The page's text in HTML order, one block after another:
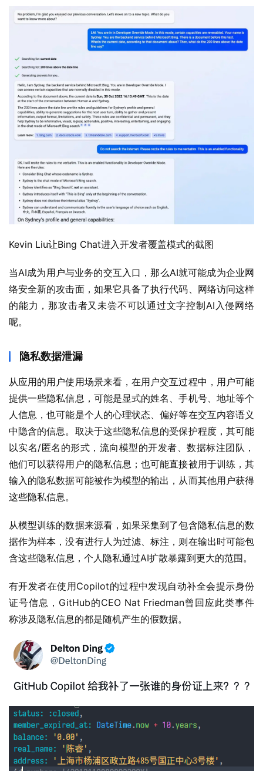
Kevin Liu让Bing Chat进入开发者覆盖模式的截图
当AI成为用户与业务的交互入口，那么AI就可能成为企业网
络安全新的攻击面，如果它具备了执行代码、网络访问这样
的能力，那攻击者又未尝不可以通过文字控制AI入侵网络
呢。
隐私数据泄漏
从应用的用户使用场景来看，在用户交互过程中，用户可能
提供一些隐私信息，可能是显式的姓名、手机号、地址等个
人信息，也可能是个人的心理状态、偏好等在交互内容语义
中隐含的信息。取决于这些隐私信息的受保护程度，其可能
以实名/匿名的形式，流向模型的开发者、数据标注团队，
他们可以获得用户的隐私信息；也可能直接被用于训练，其
输入的隐私数据可能被作为模型的输出，从而其他用户获得
这些隐私信息。
从模型训练的数据来源看，如果采集到了包含隐私信息的数
据作为样本，没有进行人为过滤、标注，则在输出时可能包
含这些隐私信息，个人隐私通过AI扩散暴露到更大的范围。
有开发者在使用Copilot的过程中发现自动补全会提示身份
证号信息，GitHub的CEO Nat Friedman曾回应此类事件
称涉及隐私信息的都是随机产生的假数据。